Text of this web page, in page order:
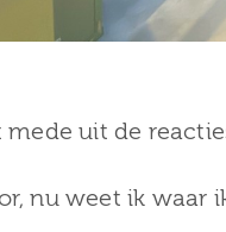
uit de
nu weet ik waar